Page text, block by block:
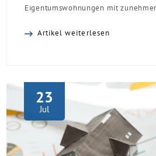
Eigentumswohnungen mit
Artikel weiterlesen
23
Jul